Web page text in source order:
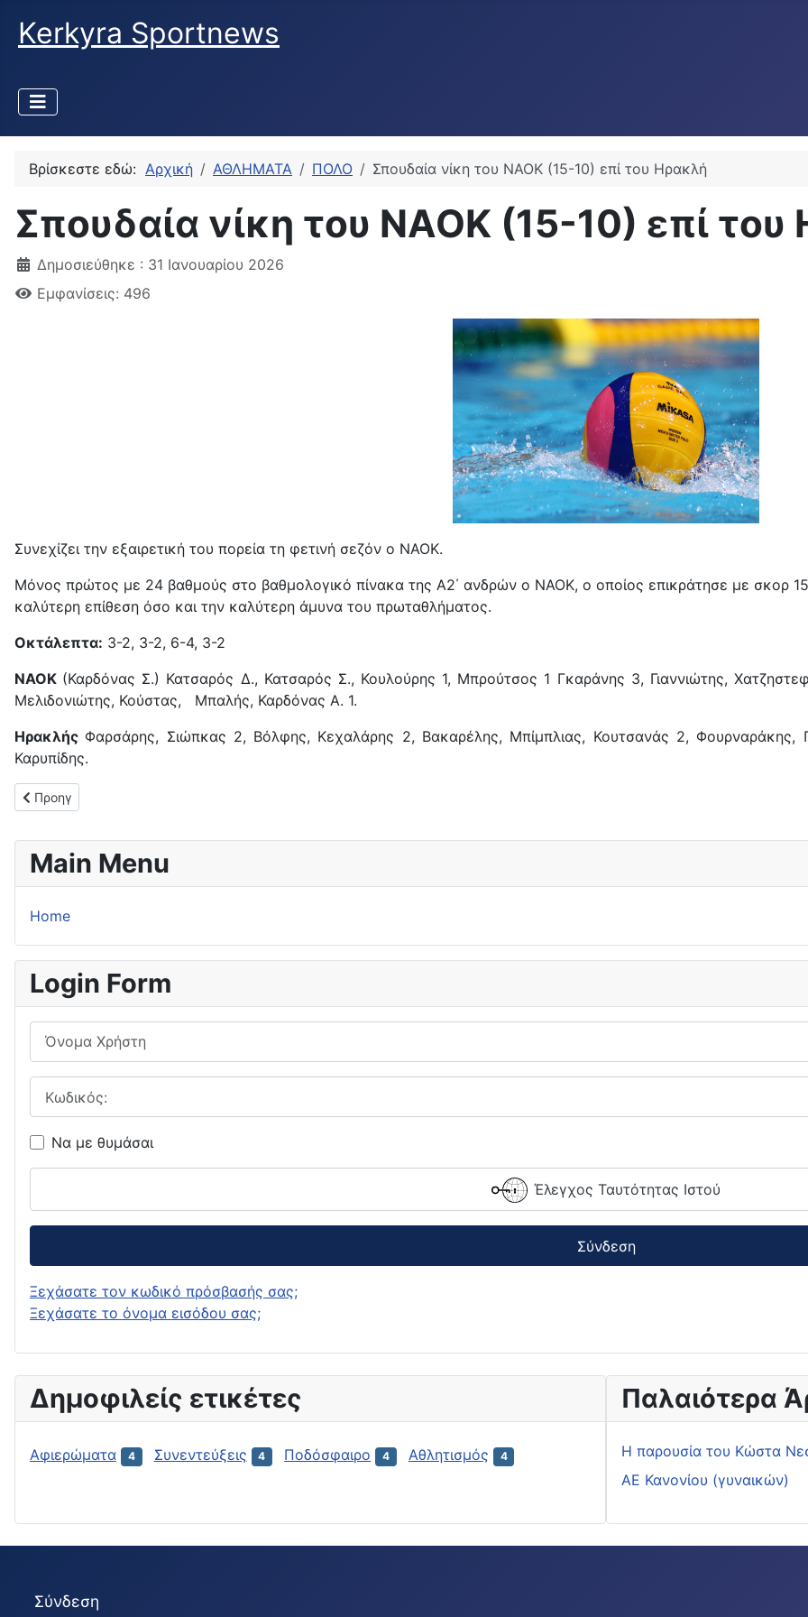
Kerkyra Sportnews
Βρίσκεστε εδώ: Αρχική ΑΘΛΗΜΑΤΑ ΠΟΛΟ Σπουδαία νίκη του ΝΑΟΚ (15-10) επί του Ηρακλή
Σπουδαία νίκη του ΝΑΟΚ (15-10) επί του
Δημοσιεύθηκε : 31 Ιανουαρίου 2026
Εμφανίσεις: 496
Συνεχίζει την εξαιρετική του πορεία τη φετινή σεζόν ο ΝΑΟΚ.
Μόνος πρώτος με 24 βαθμούς στο βαθμολογικό πίνακα της Α2΄ ανδρών ο ΝΑΟΚ, ο οποίος επικράτησε με σκορ
καλύτερη επίθεση όσο και την καλύτερη άμυνα του πρωταθλήματος.
Οκτάλεπτα: 3-2, 3-2, 6-4, 3-2
ΝΑΟΚ (Καρδόνας Σ.) Κατσαρός Δ., Κατσαρός Σ., Κουλούρης 1, Μπρούτσος 1 Γκαράνης 3, Γιαννιώτης,
Μελιδονιώτης, Κούστας, Μπαλής, Καρδόνας Α. 1.
ΗρακλήςΦαρσάρης, Σιώπκας 2, Βόλφης, Κεχαλάρης 2, Βακαρέλης, Μπίμπλιας, Κουτσανάς 2, Φουρναράκης,
Καρυπίδης.
Προηγούμενο άρθρο: Στον τελικό της Water Polo League o NAOK (12-11) επί του ΟΦΗ!
Προηγ
Main Menu
Home
Login Form
Όνομα Χρήστη
Να με θυμάσαι
Έλεγχος Ταυτότητας Ιστού
Σύνδεση
Ξεχάσατε τον κωδικό πρόσβασής σας;
Ξεχάσατε το όνομα εισόδου σας;
Δημοφιλείς ετικέτες
Αφιερώματα 4 Συνεντεύξεις 4 Ποδόσφαιρο 4 Αθλητισμός 4
Παλαιότερα
H παρουσία του Κώστα
ΑΕ Κανονίου (γυναικών)
Σύνδεση